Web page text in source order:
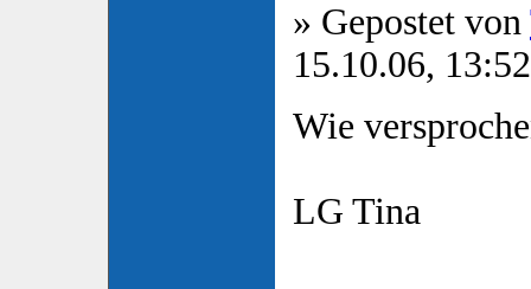
» Gepostet von
15.10.06, 13:52
Wie
LG Tina